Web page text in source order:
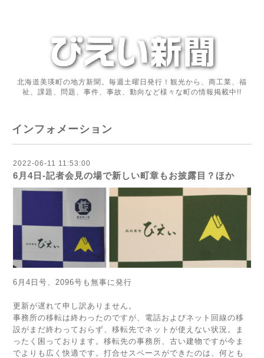
北海道美瑛町の地方新聞。毎週土曜日発行！観光から、商工業、福
祉、課題、問題、事件、事故、動向など様々な町の情報掲載中!!
インフォメーション
2022-06-11 11:53:00
6月4日‐記者会見の場で新しい町章もお披露目？ほか
6月4日号、2096号も無事に発行
更新が遅れて申し訳ありません。
事務所の移転は終わったのですが、電話およびネット回線の移
設がまだ終わっておらず、移転先でネットが使えない状況。ま
ったく困っております。移転先の事務所、古い建物ですが今ま
でよりも広く快適です。打合せスペースができたのは、何とも